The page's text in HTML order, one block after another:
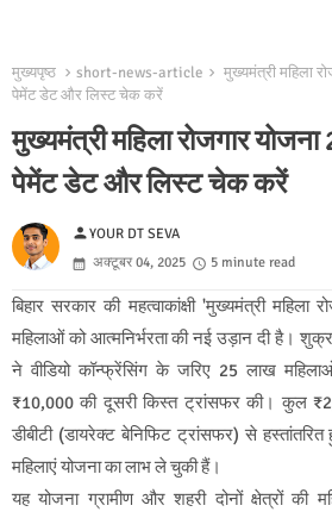
मुख्यपृष्ठ short-news-article
मुख्यमंत्री महिला
पेमेंट डेट और लिस्ट चेक करें
मुख्यमंत्री महिला रोजगार
पेमेंट डेट और लिस्ट चेक करें
personYOUR DT SEVA
अक्टूबर 04, 2025
5 minute read
बिहार सरकार की महत्वाकांक्षी 'मुख्यमंत्री महिला
महिलाओं को आत्मनिर्भरता की नई उड़ान दी है।
ने वीडियो कॉन्फ्रेंसिंग के जरिए 25 लाख
₹10,000 की दूसरी किस्त ट्रांसफर की। कुल
डीबीटी (डायरेक्ट बेनिफिट ट्रांसफर) से
महिलाएं योजना का लाभ ले चुकी हैं।
यह योजना ग्रामीण और शहरी दोनों क्षेत्रों की